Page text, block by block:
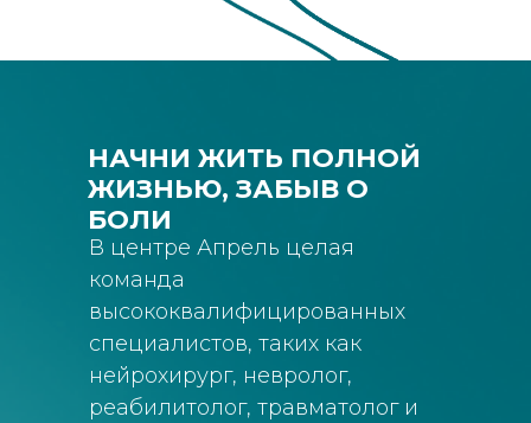
В центре Апрель целая
команда
высококвалифицированных
специалистов, таких как
нейрохирург, невролог,
реабилитолог, травматолог и
НАЧНИ ЖИТЬ ПОЛНОЙ
ЖИЗНЬЮ, ЗАБЫВ О
БОЛИ